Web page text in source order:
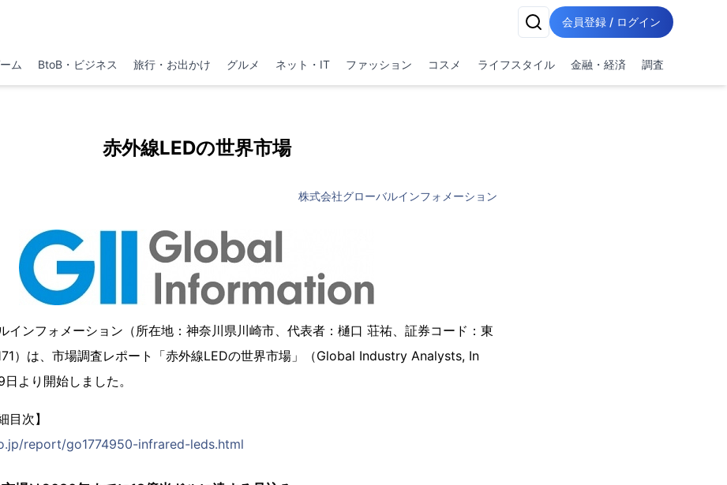
会員登録 / ログイン
ム BtoB・ビジネス 旅行・お出かけ グルメ ネット・IT ファッション コスメ ライフスタイル 金融・経済 調査
赤外線LEDの世界市場
株式会社グローバルインフォメーション
インフォメーション（所在地：神奈川県川崎市、代表者：樋口 荘祐、証券コード：東
）は、市場調査レポート「赤外線LEDの世界市場」（Global Industry Analysts, In
より開始しました。
目次】
report/go1774950-infrared-leds.html